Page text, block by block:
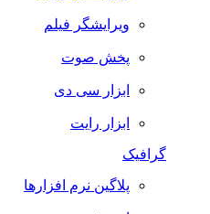
ویرایشگر فیلم
پخش صوت
ابزار سی دی
ابزار رایت
گرافیک
پلاگین نرم افزارها